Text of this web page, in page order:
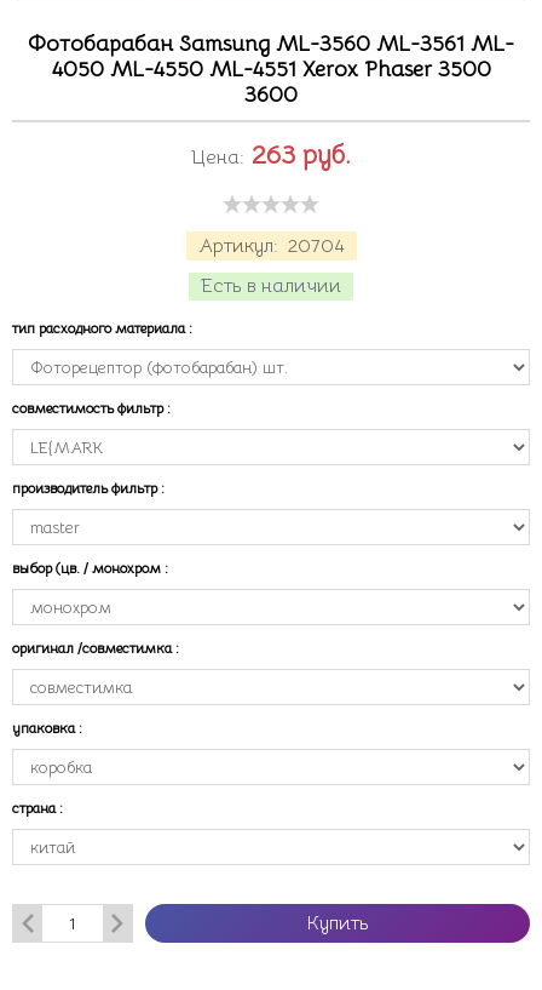
Фотобарабан Samsung ML-3560 ML-3561 ML-
4050 ML-4550 ML-4551 Xerox Phaser 3500
3600
Артикул: 20704
Есть в наличии
Цена: 263 руб.
тип расходного материала :
совместимость фильтр :
производитель фильтр :
выбор (цв. / монохром :
оригинал /совместимка :
упаковка :
страна :
Купить